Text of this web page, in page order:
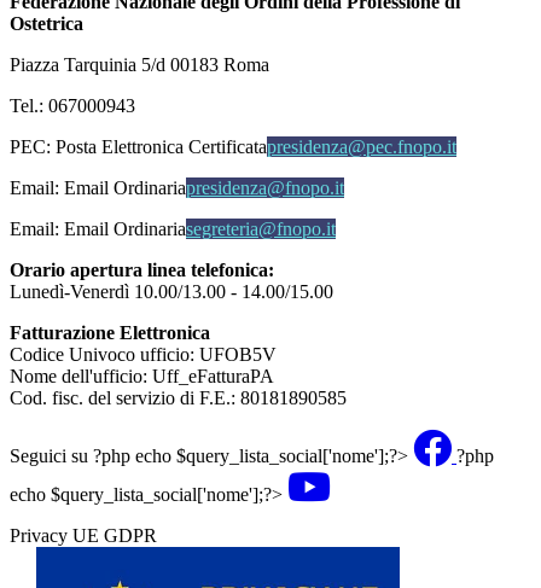
Ostetrica
Piazza Tarquinia 5/d 00183 Roma
Tel.: 067000943
PEC: Posta Elettronica Certificatapresidenza@pec.fnopo.it
Email: Email Ordinariapresidenza@fnopo.it
Email: Email Ordinariasegreteria@fnopo.it
Orario apertura linea telefonica:
Lunedì-Venerdì 10.00/13.00 - 14.00/15.00
Fatturazione Elettronica
Codice Univoco ufficio: UFOB5V
Nome dell'ufficio: Uff_eFatturaPA
Cod. fisc. del servizio di F.E.: 80181890585
Seguici su ?php echo $query_lista_social['nome'];?>
?php
echo $query_lista_social['nome'];?>
Privacy UE GDPR